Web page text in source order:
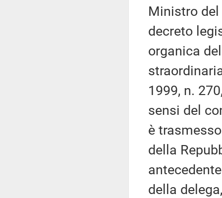
Ministro
decreto
organica
1999, n.
sensi del
è
della
della